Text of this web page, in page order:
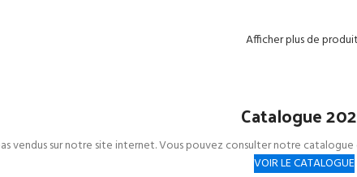
Afficher plus de
Catalogue
vendus sur notre site internet. Vous pouvez consulter notre
VOIR LE CATALOGUE